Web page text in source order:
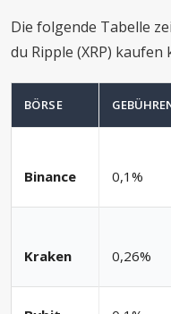
Die folgende Tabelle
du Ripple (XRP) kaufen
BÖRSE
Binance 0,1%
Kraken 0,26%